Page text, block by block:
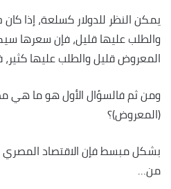
يمكن النظر للدولار كسلعة، إذا
والطلب عليها قليل، فإن سعرها
المعروض قليل والطلب عليها
ومن ثم فالسؤال الأول هو ما هي
(المعروض)؟
بشكل مبسط فإن الاقتصاد المصري
من…